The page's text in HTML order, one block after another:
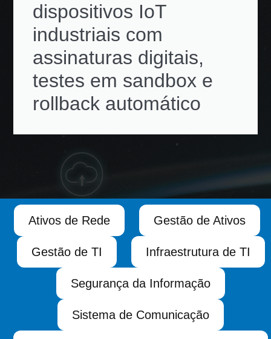
dispositivos IoT
industriais com
assinaturas digitais,
testes em sandbox e
rollback automático
Ativos de Rede Gestão de Ativos
Gestão de TI Infraestrutura de TI
Segurança da Informação
Sistema de Comunicação